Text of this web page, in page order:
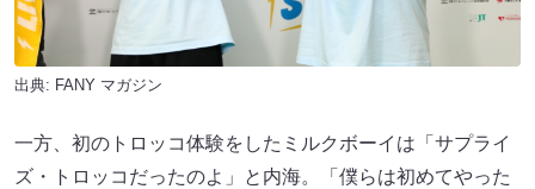
出典: FANY マガジン
一方、初のトロッコ体験をしたミルクボーイは「サプライ
ズ・トロッコだったのよ」と内海。「僕らは初めてやった